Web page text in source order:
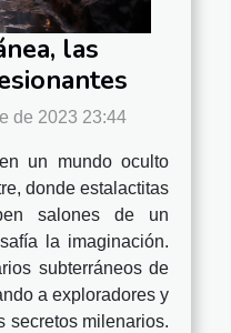
las
de 2023 23:44
un mundo oculto
donde estalactitas
salones de un
la imaginación.
subterráneos de
a exploradores y
secretos milenarios.